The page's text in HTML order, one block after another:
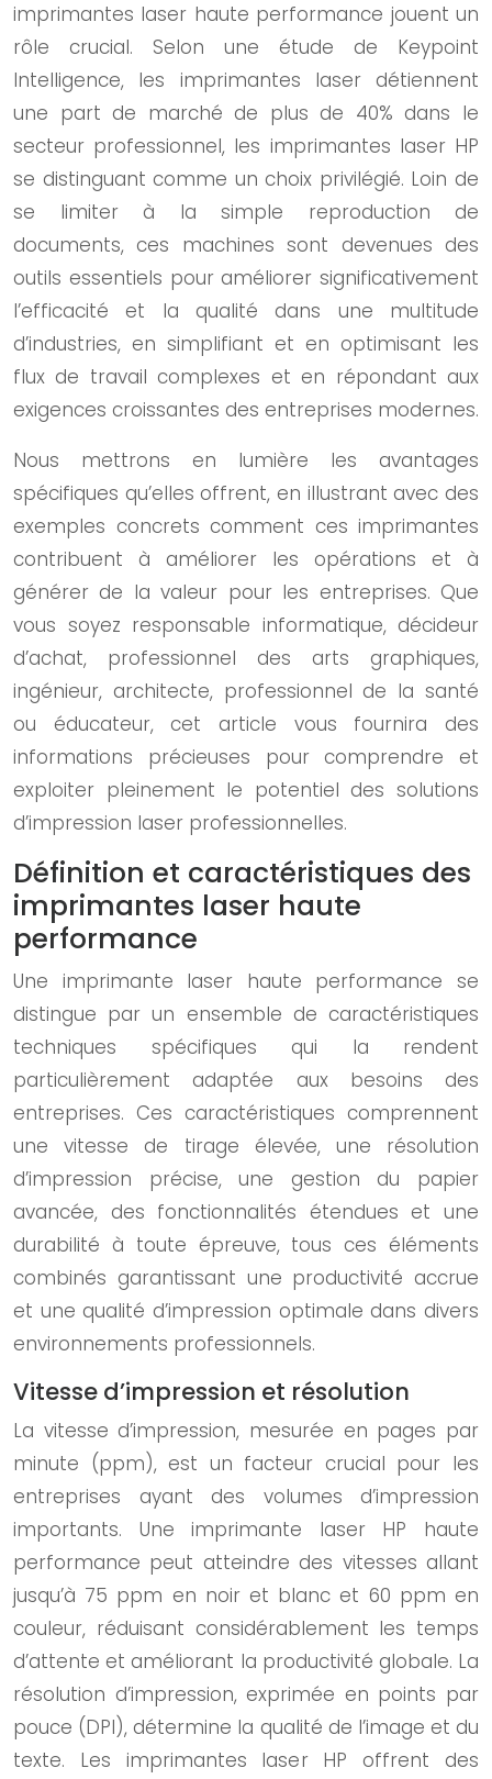
imprimantes laser haute performance jouent un
rôle crucial. Selon une étude de Keypoint
Intelligence, les imprimantes laser détiennent
une part de marché de plus de 40% dans le
secteur professionnel, les imprimantes laser HP
se distinguant comme un choix privilégié. Loin de
se limiter à la simple reproduction de
documents, ces machines sont devenues des
outils essentiels pour améliorer significativement
l’efficacité et la qualité dans une multitude
d’industries, en simplifiant et en optimisant les
flux de travail complexes et en répondant aux
exigences croissantes des entreprises modernes.
Nous mettrons en lumière les avantages
spécifiques qu’elles offrent, en illustrant avec des
exemples concrets comment ces imprimantes
contribuent à améliorer les opérations et à
générer de la valeur pour les entreprises. Que
vous soyez responsable informatique, décideur
d’achat, professionnel des arts graphiques,
ingénieur, architecte, professionnel de la santé
ou éducateur, cet article vous fournira des
informations précieuses pour comprendre et
exploiter pleinement le potentiel des solutions
d’impression laser professionnelles.
Définition et caractéristiques des
imprimantes laser haute
performance
Une imprimante laser haute performance se
distingue par un ensemble de caractéristiques
techniques spécifiques qui la rendent
particulièrement adaptée aux besoins des
entreprises. Ces caractéristiques comprennent
une vitesse de tirage élevée, une résolution
d’impression précise, une gestion du papier
avancée, des fonctionnalités étendues et une
durabilité à toute épreuve, tous ces éléments
combinés garantissant une productivité accrue
et une qualité d’impression optimale dans divers
environnements professionnels.
Vitesse d’impression et résolution
La vitesse d’impression, mesurée en pages par
minute (ppm), est un facteur crucial pour les
entreprises ayant des volumes d’impression
importants. Une imprimante laser HP haute
performance peut atteindre des vitesses allant
jusqu’à 75 ppm en noir et blanc et 60 ppm en
couleur, réduisant considérablement les temps
d’attente et améliorant la productivité globale. La
résolution d’impression, exprimée en points par
pouce (DPI), détermine la qualité de l’image et du
texte. Les imprimantes laser HP offrent des